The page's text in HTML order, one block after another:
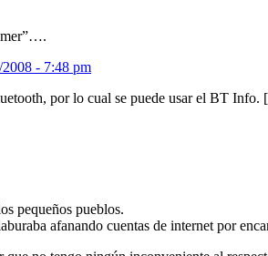
2008 - 7:48 pm
por lo cual se puede usar el BT
pequeños pueblos.
afanando cuentas de internet por